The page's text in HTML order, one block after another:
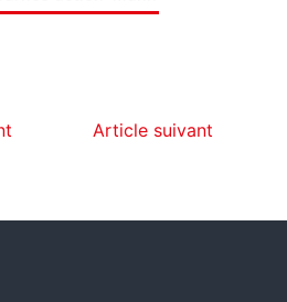
Article suivant